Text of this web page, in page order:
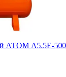
АТОМ А5.5Е-500